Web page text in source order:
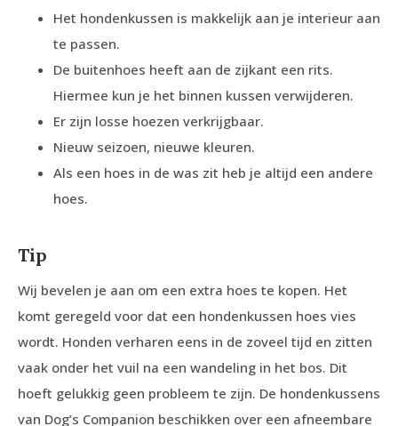
Het hondenkussen is makkelijk aan je interieur aan
te passen.
De buitenhoes heeft aan de zijkant een rits.
Hiermee kun je het binnen kussen verwijderen.
Er zijn losse hoezen verkrijgbaar.
Nieuw seizoen, nieuwe kleuren.
Als een hoes in de was zit heb je altijd een andere
hoes.
Tip
Wij bevelen je aan om een extra hoes te kopen. Het
komt geregeld voor dat een hondenkussen hoes vies
wordt. Honden verharen eens in de zoveel tijd en zitten
vaak onder het vuil na een wandeling in het bos. Dit
hoeft gelukkig geen probleem te zijn. De hondenkussens
van Dog’s Companion beschikken over een afneembare